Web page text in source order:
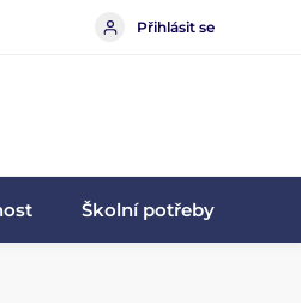
Přihlásit se
Školní potřeby